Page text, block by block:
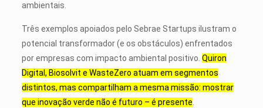
ambientais.
Três exemplos apoiados pelo Sebrae Startups ilustram o
potencial transformador (e os obstáculos) enfrentados
por empresas com impacto ambiental positivo. Quiron
Digital, Biosolvit e WasteZero atuam em segmentos
distintos, mas compartilham a mesma missão: mostrar
que inovação verde não é futuro – é presente